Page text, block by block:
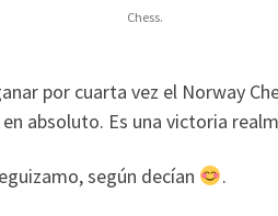
Chess.
por cuarta vez el Norway
absoluto. Es una victoria
según decían .